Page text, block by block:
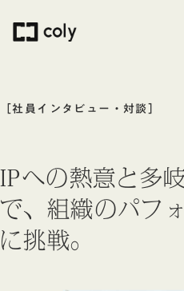
［社員インタビュー・対談］
IPへの熱意と多
で、組織のパフ
に挑戦。